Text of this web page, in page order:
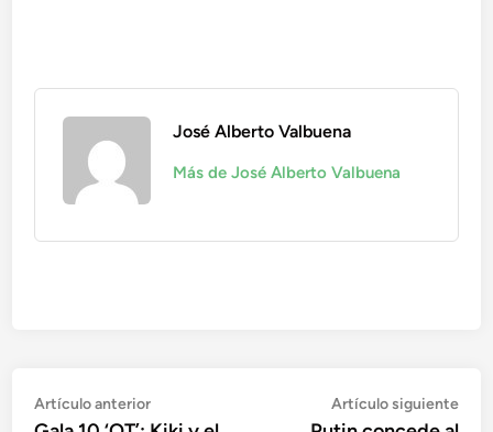
José Alberto Valbuena
Más de José Alberto Valbuena
Navegación
Artículo anteriorArtículo
Artículo siguiente